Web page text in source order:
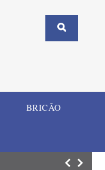
BRICÃO
Homem